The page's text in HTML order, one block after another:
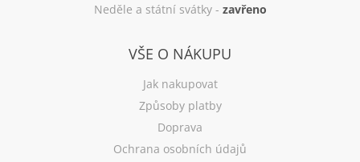
Neděle a státní svátky - zavřeno
VŠE O NÁKUPU
Jak nakupovat
Způsoby platby
Doprava
Ochrana osobních údajů